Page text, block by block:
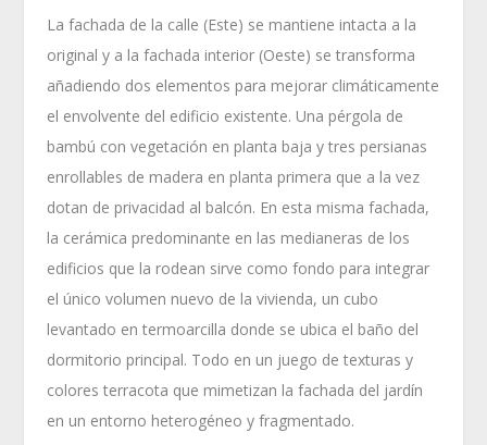
La fachada de la calle (Este) se mantiene intacta a la
original y a la fachada interior (Oeste) se transforma
añadiendo dos elementos para mejorar climáticamente
el envolvente del edificio existente. Una pérgola de
bambú con vegetación en planta baja y tres persianas
enrollables de madera en planta primera que a la vez
dotan de privacidad al balcón. En esta misma fachada,
la cerámica predominante en las medianeras de los
edificios que la rodean sirve como fondo para integrar
el único volumen nuevo de la vivienda, un cubo
levantado en termoarcilla donde se ubica el baño del
dormitorio principal. Todo en un juego de texturas y
colores terracota que mimetizan la fachada del jardín
en un entorno heterogéneo y fragmentado.